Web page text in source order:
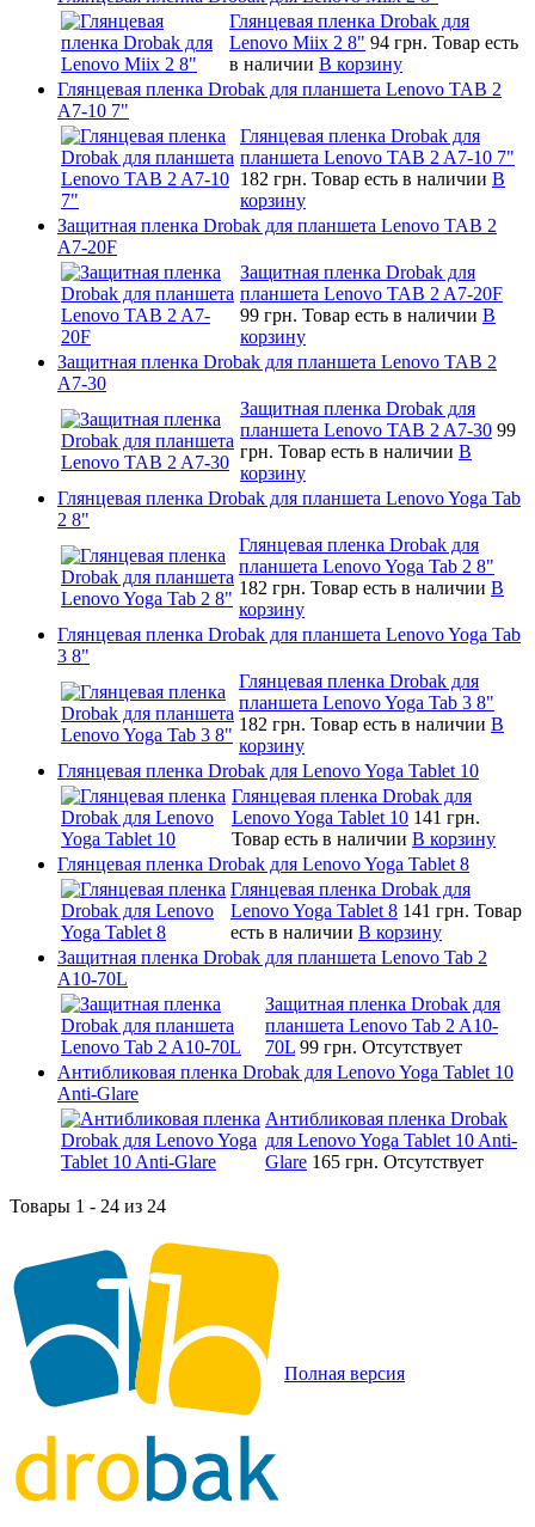
Глянцевая пленка Drobak для
Lenovo Miix 2 8" 94 грн. Товар есть
в наличии В корзину
Глянцевая пленка Drobak для планшета Lenovo TAB 2
A7-10 7"
Глянцевая пленка Drobak для
планшета Lenovo TAB 2 A7-10 7"
182 грн. Товар есть в наличии В
корзину
Защитная пленка Drobak для планшета Lenovo TAB 2
A7-20F
Защитная пленка Drobak для
планшета Lenovo TAB 2 A7-20F
99 грн. Товар есть в наличии В
корзину
Защитная пленка Drobak для планшета Lenovo TAB 2
A7-30
Защитная пленка Drobak для
планшета Lenovo TAB 2 A7-30 99
грн. Товар есть в наличии В
корзину
Глянцевая пленка Drobak для планшета Lenovo Yoga Tab
2 8"
Глянцевая пленка Drobak для
планшета Lenovo Yoga Tab 2 8"
182 грн. Товар есть в наличии В
корзину
Глянцевая пленка Drobak для планшета Lenovo Yoga Tab
3 8"
Глянцевая пленка Drobak для
планшета Lenovo Yoga Tab 3 8"
182 грн. Товар есть в наличии В
корзину
Глянцевая пленка Drobak для Lenovo Yoga Tablet 10
Глянцевая пленка Drobak для
Lenovo Yoga Tablet 10 141 грн.
Товар есть в наличии В корзину
Глянцевая пленка Drobak для Lenovo Yoga Tablet 8
Глянцевая пленка Drobak для
Lenovo Yoga Tablet 8 141 грн. Товар
есть в наличии В корзину
Защитная пленка Drobak для планшета Lenovo Tab 2
A10-70L
Защитная пленка Drobak для
планшета Lenovo Tab 2 A10-
70L 99 грн. Отсутствует
Антибликовая пленка Drobak для Lenovo Yoga Tablet 10
Anti-Glare
Антибликовая пленка Drobak
для Lenovo Yoga Tablet 10 Anti-
Glare 165 грн. Отсутствует
Товары 1 - 24 из 24
Полная версия